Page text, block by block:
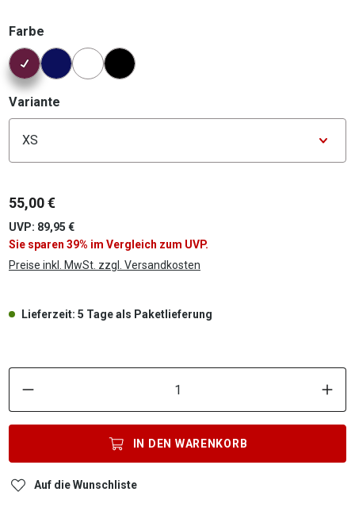
Farbe
Konfigurator Farbe
Variante
55,00 €
UVP: 89,95 €
Sie sparen 39% im Vergleich zum UVP.
Preise inkl. MwSt. zzgl. Versandkosten
Lieferzeit: 5 Tage als Paketlieferung
IN DEN WARENKORB
Auf die Wunschliste